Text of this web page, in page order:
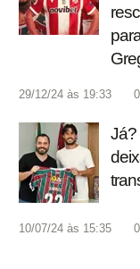
29/12/24 às 19:33 0
Já?
10/07/24 às 15:35 0